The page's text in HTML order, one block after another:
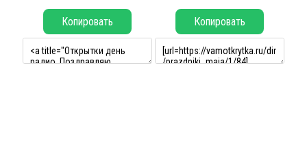
Копировать Копировать